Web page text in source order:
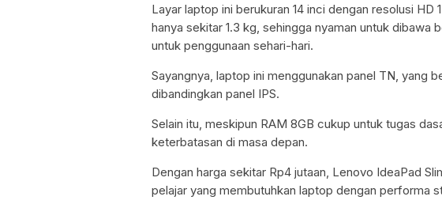
Layar laptop ini berukuran 14 inci dengan resolusi
hanya sekitar 1.3 kg, sehingga nyaman untuk dibawa
untuk penggunaan sehari-hari.
Sayangnya, laptop ini menggunakan panel TN, yang
dibandingkan panel IPS.
Selain itu, meskipun RAM 8GB cukup untuk tugas
keterbatasan di masa depan.
Dengan harga sekitar Rp4 jutaan, Lenovo IdeaPad
pelajar yang membutuhkan laptop dengan performa